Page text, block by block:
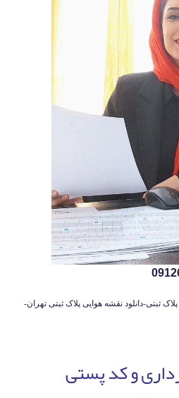
ثبتی-دانلود نقشه هوایی پلاک ثبتی تهران-
و کد پستی